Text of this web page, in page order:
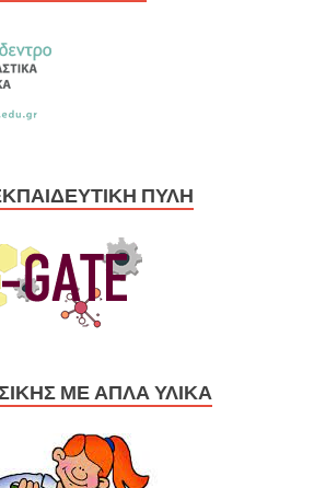
ΠΎΛΗ
ΜΕ ΑΠΛΆ ΥΛΙΚΆ